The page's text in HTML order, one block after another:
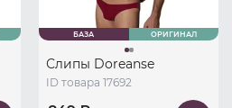
БАЗА ОРИГИНАЛ
Слипы Doreanse
ID товара 17692